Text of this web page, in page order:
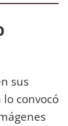
sus
lo convocó